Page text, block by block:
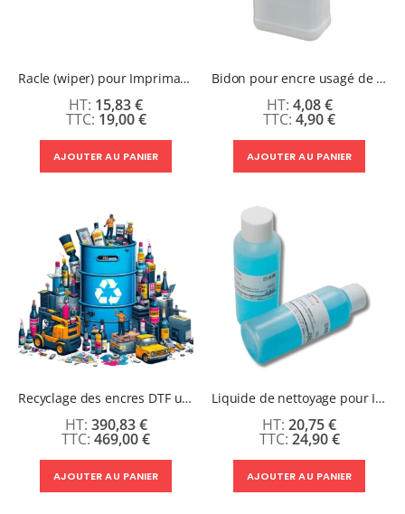
Racle (wiper) pour Imprimante DTF XF-450PRO
19,00 €
15,83 €
AJOUTER AU PANIER
Bidon pour encre usagé de 3L pour imprimante DTF
4,90 €
4,08 €
AJOUTER AU PANIER
Recyclage des encres DTF usagées - Collecte et traitement : Fut de 60L
469,00 €
390,83 €
AJOUTER AU PANIER
Liquide de nettoyage pour Imprimante DTF
24,90 €
20,75 €
AJOUTER AU PANIER